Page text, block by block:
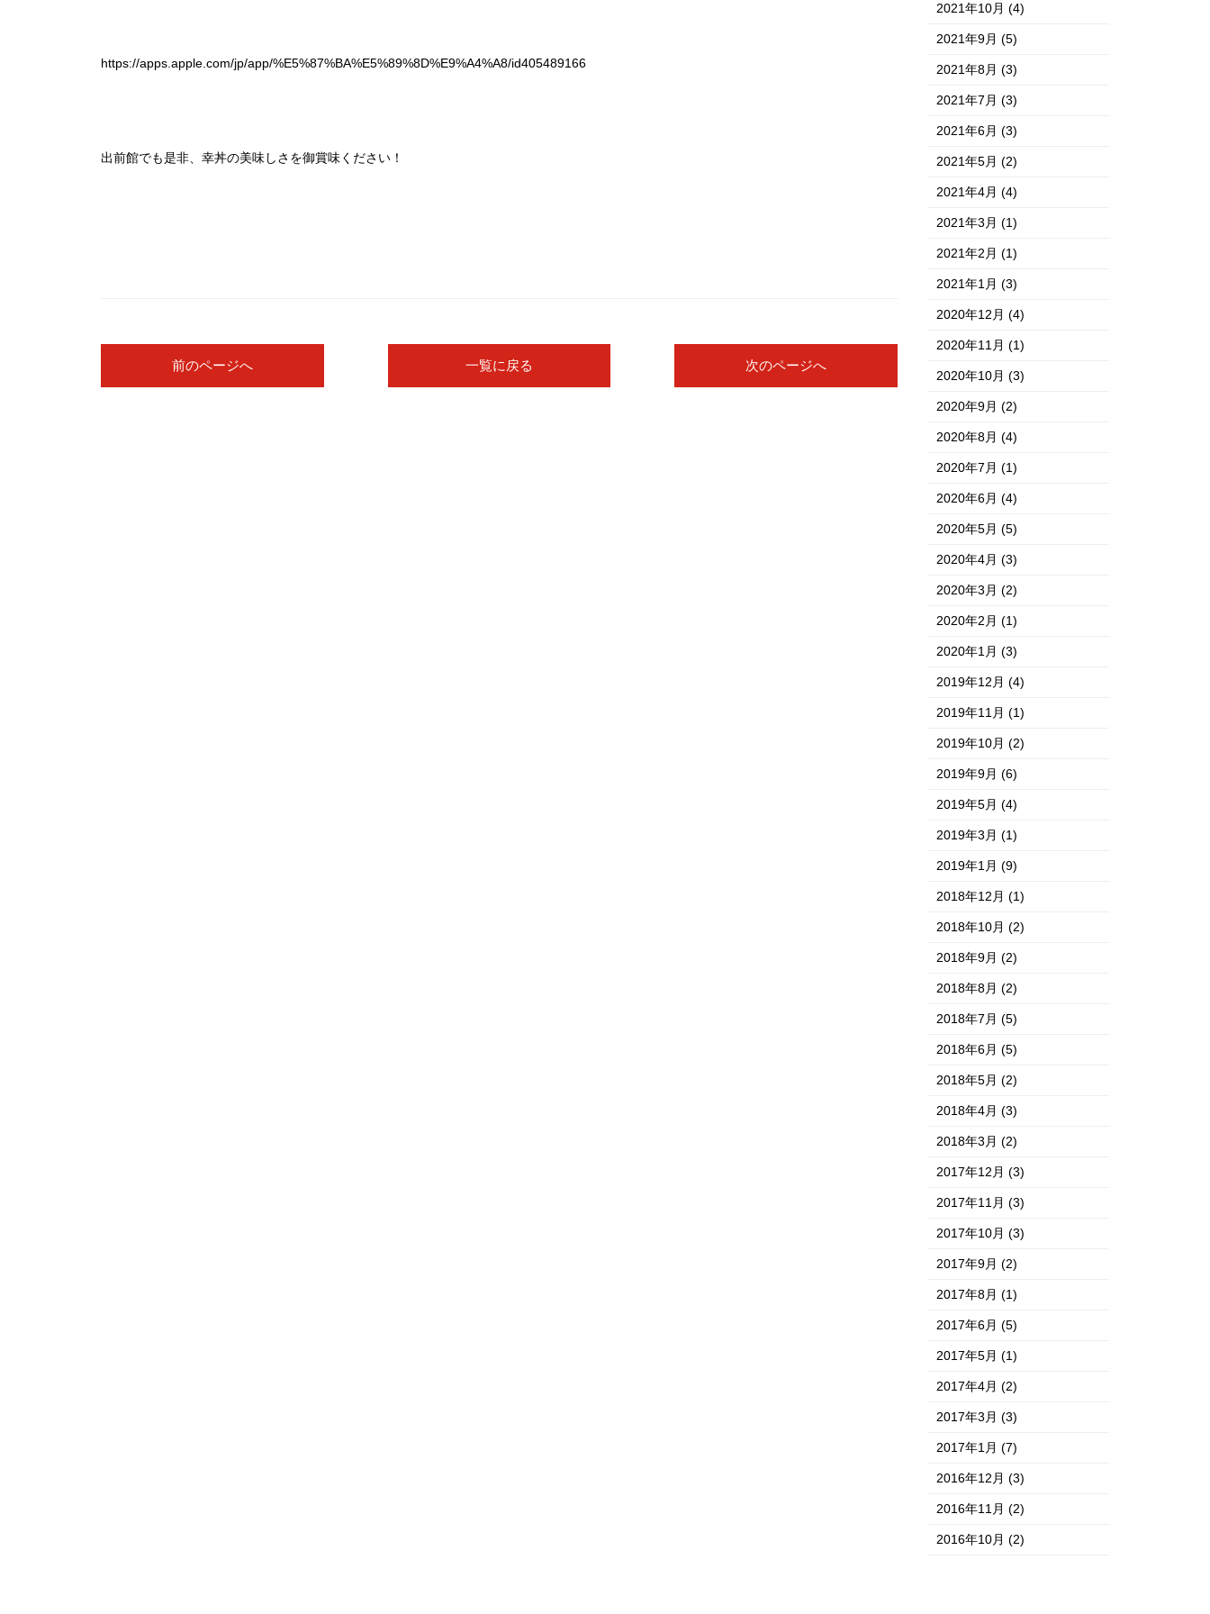
https://apps.apple.com/jp/app/%E5%87%BA%E5%89%8D%E9%A4%A8/id405489166
出前館でも是非、幸丼の美味しさを御賞味ください！
前のページへ 一覧に戻る 次のページへ
2021年10月(4)
2021年9月(5)
2021年8月(3)
2021年7月(3)
2021年6月(3)
2021年5月(2)
2021年4月(4)
2021年3月(1)
2021年2月(1)
2021年1月(3)
2020年12月(4)
2020年11月(1)
2020年10月(3)
2020年9月(2)
2020年8月(4)
2020年7月(1)
2020年6月(4)
2020年5月(5)
2020年4月(3)
2020年3月(2)
2020年2月(1)
2020年1月(3)
2019年12月(4)
2019年11月(1)
2019年10月(2)
2019年9月(6)
2019年5月(4)
2019年3月(1)
2019年1月(9)
2018年12月(1)
2018年10月(2)
2018年9月(2)
2018年8月(2)
2018年7月(5)
2018年6月(5)
2018年5月(2)
2018年4月(3)
2018年3月(2)
2017年12月(3)
2017年11月(3)
2017年10月(3)
2017年9月(2)
2017年8月(1)
2017年6月(5)
2017年5月(1)
2017年4月(2)
2017年3月(3)
2017年1月(7)
2016年12月(3)
2016年11月(2)
2016年10月(2)